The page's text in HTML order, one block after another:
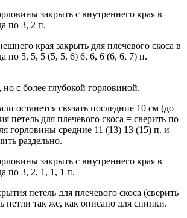
закрыть с внутреннего края в
по 3, 2 п.
края закрыть для плечевого скоса в
по 5, 5, 5 (5, 5, 6) 6, 6, 6 (6, 6, 7) п.
но с более глубокой горловиной.
останется связать последние 10 см (до
петель для плечевого скоса = сверить по
горловины средние 11 (13) 13 (15) п. и
раздельно.
закрыть с внутреннего края в
по 3, 2, 1, 1, 1 п.
петель для плечевого скоса (сверить
петли так же, как описано для спинки.